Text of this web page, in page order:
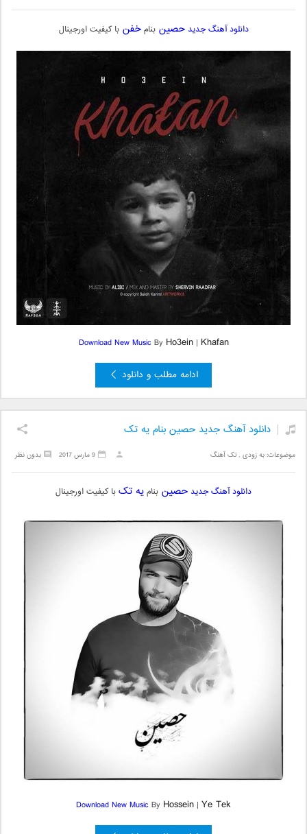
دانلود آهنگ جدید حصینبنامخفنبا کیفیت اورجینال
Download New MusicBy Ho3ein | Khafan
ادامه مطلب و دانلود
دانلود آهنگ جدید حصین بنام یه تک
موضوعات:به زودی ,تک آهنگ بدون نظر 9 مارس 2017
دانلود آهنگ جدید حصین بنامیه تکبا کیفیت اورجینال
Download New MusicBy Hossein | Ye Tek